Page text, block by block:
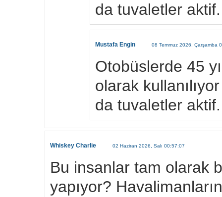
da tuvaletler aktif.
Mustafa Engin 08 Temmuz 2026, Çarşamba
Otobüslerde 45
olarak
da tuvaletler aktif.
Whiskey Charlie 02 Haziran 2026, Salı 00:57:07
Bu insanlar tam olarak
yapıyor?